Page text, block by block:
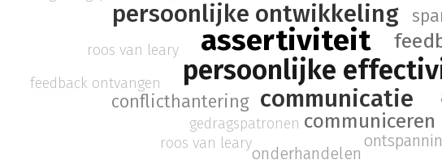
assertiviteit
persoonlijke
persoonlijke ontwikkeling
communicatie
communiceren
conflicthantering
gedragspatronen
roos van leary
onderhandelen
feedback ontvangen
roos van leary